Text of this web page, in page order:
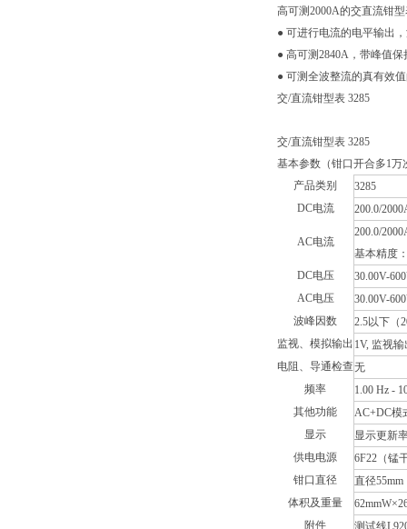
高可测2000A的交直流钳
● 可进行电流的电平输出
● 高可测2840A，带峰值保
● 可测全波整流的真有效
交/直流钳型表 3285
交/直流钳型表 3285
基本参数（钳口开合多1万
产品类别
3285
DC电流
200.0/
AC电流
200.0/
基本精度
DC电压
30.00V-
AC电压
30.00V-
波峰因数
2.5以下（
监视、模拟输出 1V, 监视
电阻、导通检查无
频率
1.00 Hz -
其他功能
AC+DC模
显示
显示更新
供电电源
6F22（锰
钳口直径
直径55mm
体积及重量
附件
测试线